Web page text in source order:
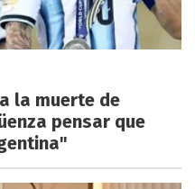
la muerte de
pensar que